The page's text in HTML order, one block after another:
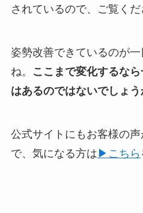
されているので、ご覧くだ
姿勢改善できているのが
ね。
ここまで変化するな
はあるのではないでしょう
公式サイトにもお客様の
で、気になる方は ▶︎こちら